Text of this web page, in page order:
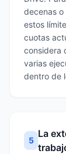
decenas
estos
cuotas
considera
varias
dentro de
5
La